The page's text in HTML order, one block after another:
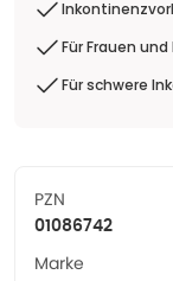
Für Frauen
Für schwere
PZN
01086742
Marke